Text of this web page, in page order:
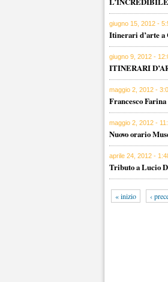
giugno 15, 2012 -
Itinerari d’arte a
giugno 9, 2012 -
ITINERARI
maggio 2, 2012 -
Francesco
maggio 2, 2012 -
Nuovo orario
aprile 24, 2012 -
Tributo a Lucio
« inizio ‹